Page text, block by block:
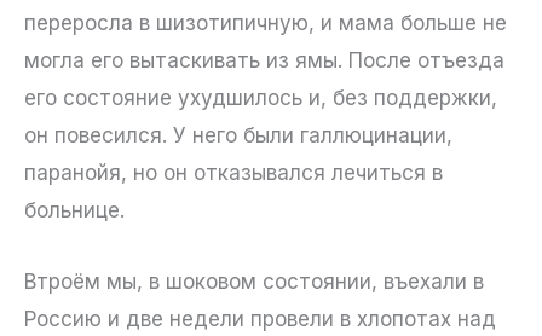
переросла в шизотипичную, и мама больше не
могла его вытаскивать из ямы. После отъезда
его состояние ухудшилось и, без поддержки,
он повесился. У него были галлюцинации,
паранойя, но он отказывался лечиться в
больнице.
Втроём мы, в шоковом состоянии, въехали в
Россию и две недели провели в хлопотах над